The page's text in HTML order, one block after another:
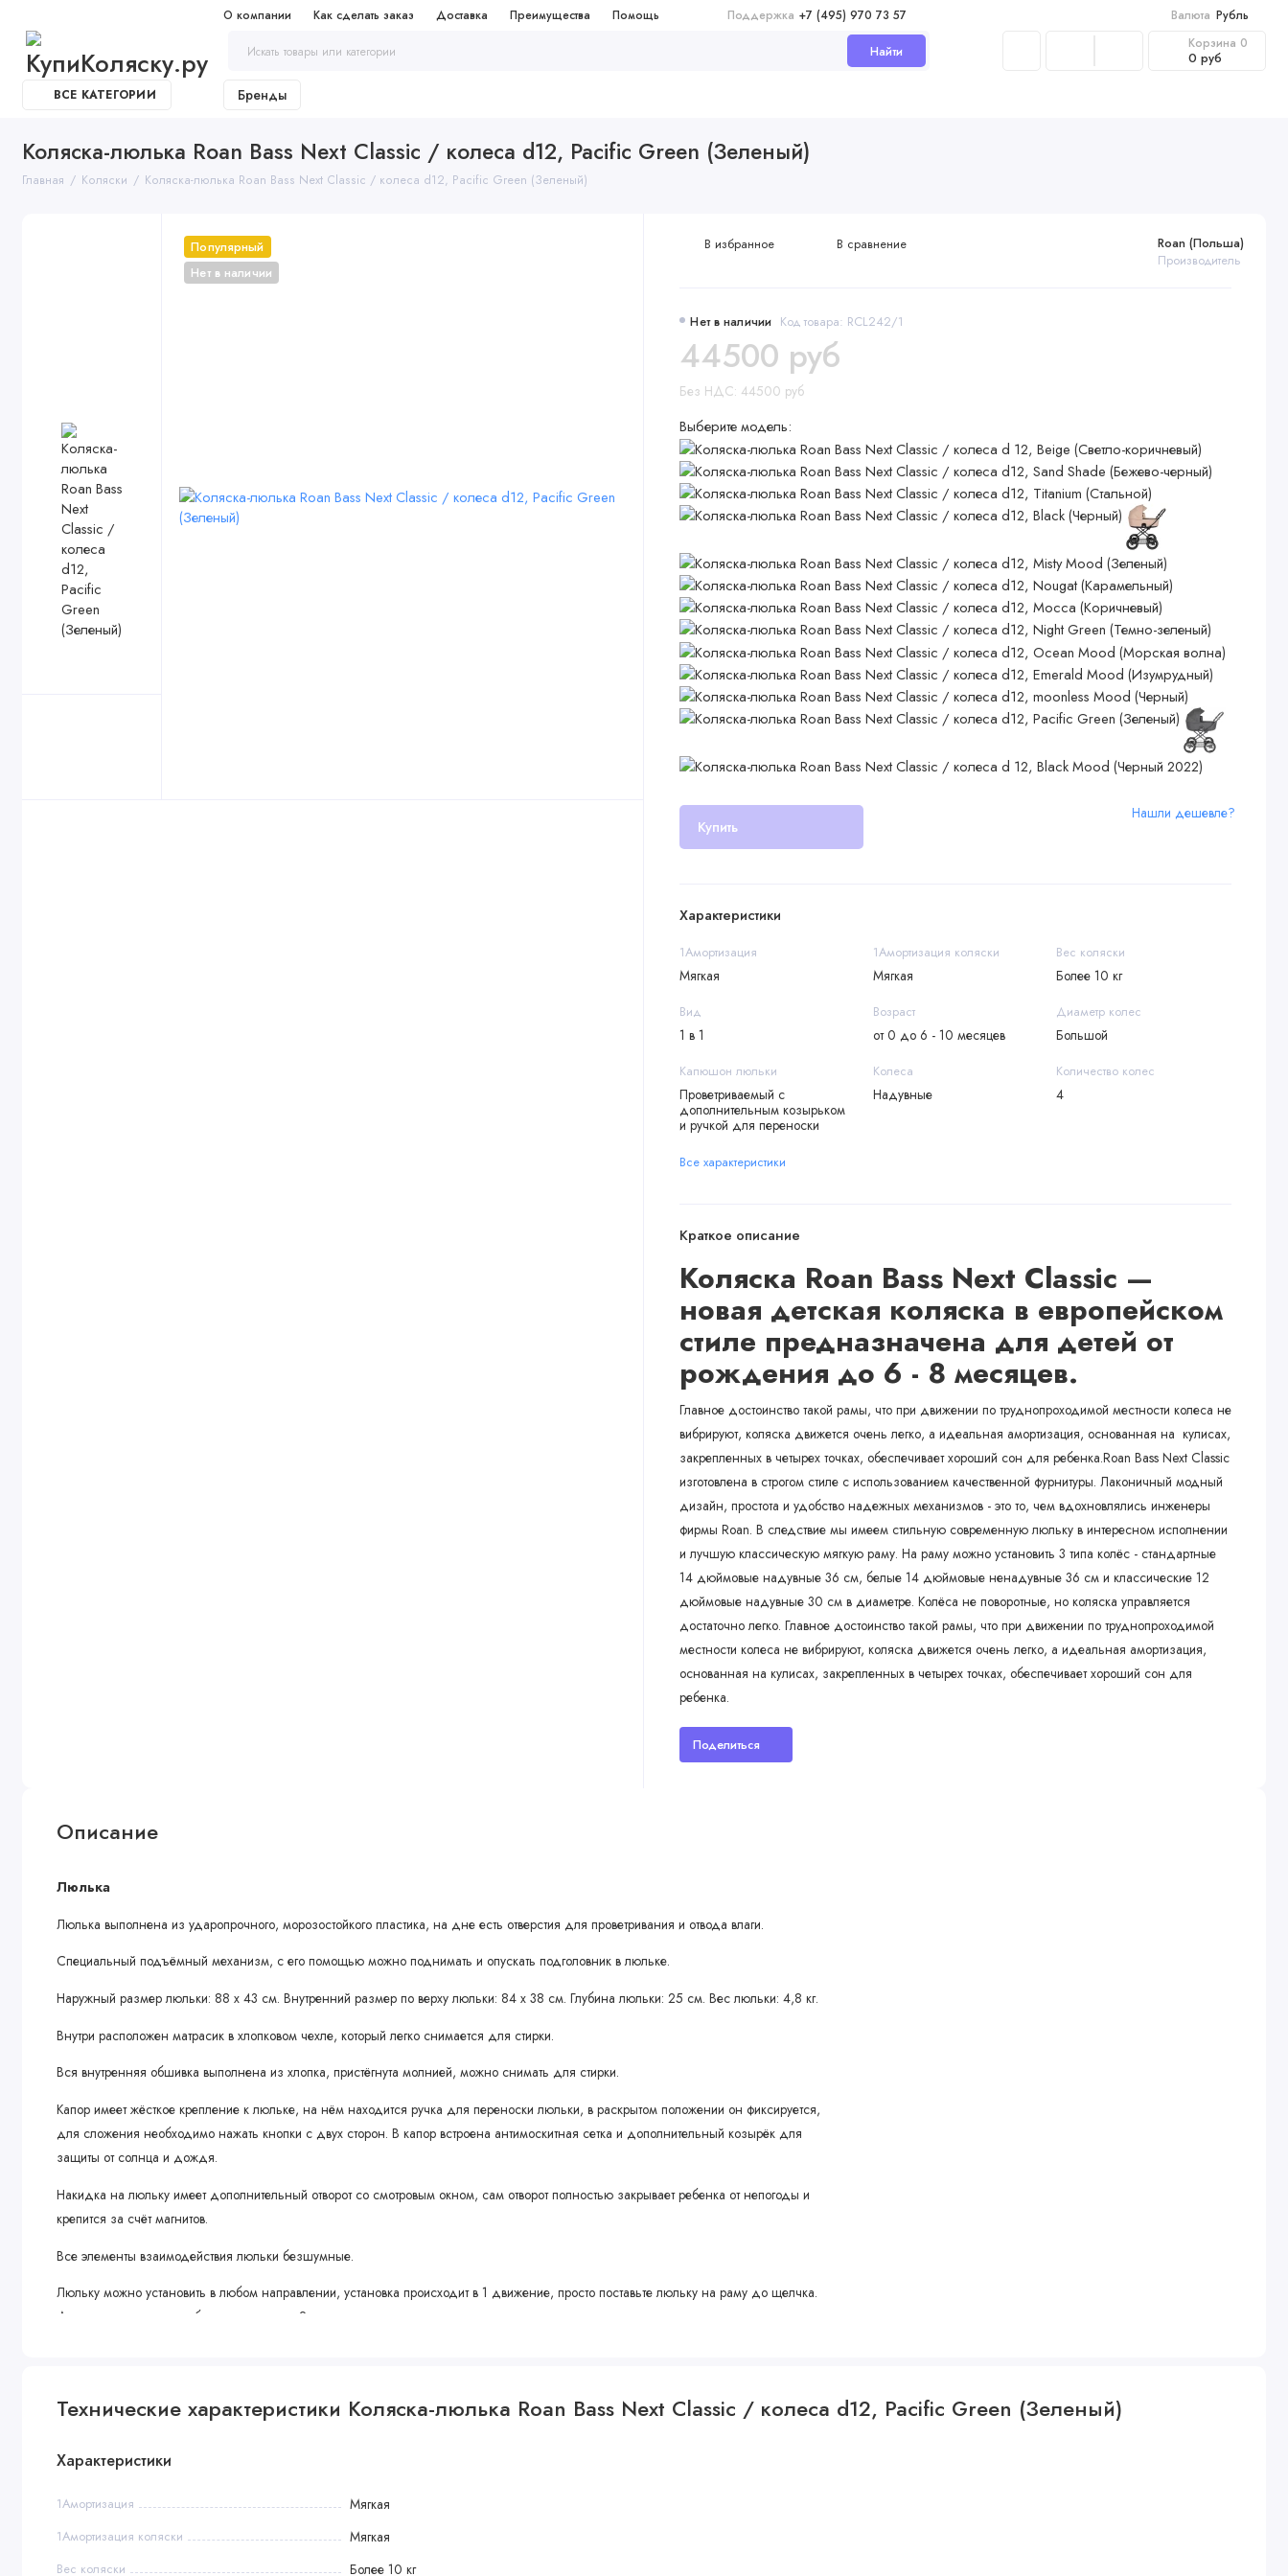
О компании Как сделать заказ Доставка Преимущества Помощь Поддержка +7 (495) 970 73 57 Валюта Рубль
Найти Корзина 0
0 руб
ВСЕ КАТЕГОРИИ Бренды
Коляска-люлька Roan Bass Next Classic / колеса d12, Pacific Green (Зеленый)
Главная Коляски Коляска-люлька Roan Bass Next Classic / колеса d12, Pacific Green (Зеленый)
Популярный
Нет в наличии
Нет в наличии Код товара: RCL242/1
Roan (Польша)
Производитель
44500 руб
Без НДС: 44500 руб
Выберите модель:
Купить
Нашли дешевле?
В избранное В сравнение
Характеристики
1Амортизация
Мягкая
1Амортизация коляски
Мягкая
Вес коляски
Более 10 кг
Вид
1 в 1
Возраст
от 0 до 6 - 10 месяцев
Диаметр колес
Большой
Капюшон люльки
Проветриваемый с
дополнительным козырьком
и ручкой для переноски
Колеса
Надувные
Количество колес
4
Все характеристики
Краткое описание
Коляска Roan Bass Next Classic —
новая детская коляска в европейском
стиле предназначена для детей от
рождения до 6 - 8 месяцев.
Главное достоинство такой рамы, что при движении по труднопроходимой местности колеса не
вибрируют, коляска движется очень легко, а идеальная амортизация, основанная на кулисах,
закрепленных в четырех точках, обеспечивает хороший сон для ребенка.Roan Bass Next Classic
изготовлена в строгом стиле с использованием качественной фурнитуры. Лаконичный модный
дизайн, простота и удобство надежных механизмов - это то, чем вдохновлялись инженеры
фирмы Roan. В следствие мы имеем стильную современную люльку в интересном исполнении
и лучшую классическую мягкую раму. На раму можно установить 3 типа колёс - стандартные
14 дюймовые надувные 36 см, белые 14 дюймовые ненадувные 36 см и классические 12
дюймовые надувные 30 см в диаметре. Колёса не поворотные, но коляска управляется
достаточно легко. Главное достоинство такой рамы, что при движении по труднопроходимой
местности колеса не вибрируют, коляска движется очень легко, а идеальная амортизация,
основанная на кулисах, закрепленных в четырех точках, обеспечивает хороший сон для
ребенка.
Поделиться
Описание
Люлька
Люлька выполнена из ударопрочного, морозостойкого пластика, на дне есть отверстия для проветривания и отвода влаги.
Специальный подъёмный механизм, с его помощью можно поднимать и опускать подголовник в люльке.
Наружный размер люльки: 88 х 43 см. Внутренний размер по верху люльки: 84 х 38 см. Глубина люльки: 25 см. Вес люльки: 4,8 кг.
Внутри расположен матрасик в хлопковом чехле, который легко снимается для стирки.
Вся внутренняя обшивка выполнена из хлопка, пристёгнута молнией, можно снимать для стирки.
Капор имеет жёсткое крепление к люльке, на нём находится ручка для переноски люльки, в раскрытом положении он фиксируется,
для сложения необходимо нажать кнопки с двух сторон. В капор встроена антимоскитная сетка и дополнительный козырёк для
защиты от солнца и дождя.
Накидка на люльку имеет дополнительный отворот со смотровым окном, сам отворот полностью закрывает ребенка от непогоды и
крепится за счёт магнитов.
Все элементы взаимодействия люльки безшумные.
Люльку можно установить в любом направлении, установка происходит в 1 движение, просто поставьте люльку на раму до щелчка.
Для снятия люльки необходимо взять за 2 ручки и потянуть вверх и тогда люлька отцепится от рамы.
Амортизация на 4 осях, пружины закрытые, укачивание мягкое.
Съёмная корзина для покупок открытая, металлическая.
Надежный стояночный тормоз один на 2 задних колеса.
Технические характеристики Коляска-люлька Roan Bass Next Classic / колеса d12, Pacific Green (Зеленый)
Характеристики
1Амортизация Мягкая
1Амортизация коляски Мягкая
Вес коляски Более 10 кг